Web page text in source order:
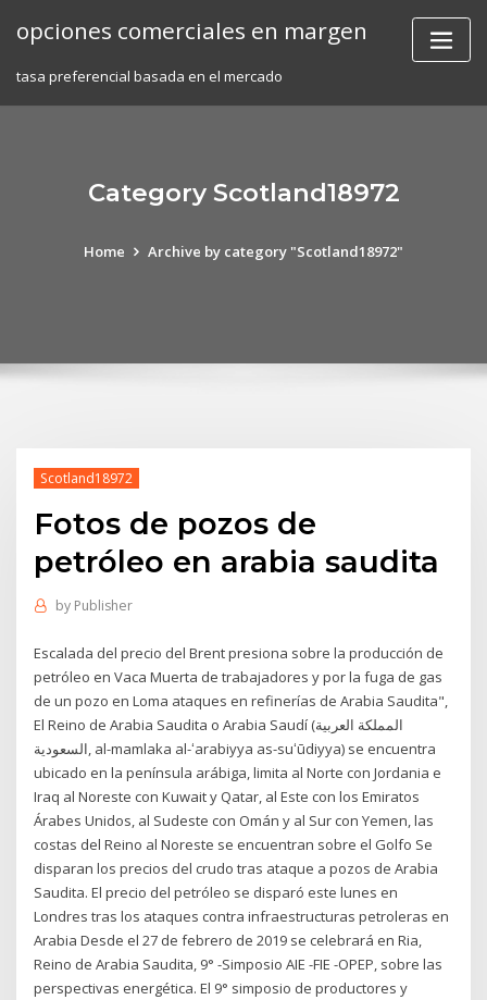
opciones comerciales en margen
tasa preferencial basada en el mercado
Category Scotland18972
Home Archive by category "Scotland18972"
Scotland18972
Fotos de pozos de
petróleo en arabia saudita
by Publisher
Escalada del precio del Brent presiona sobre la producción de
petróleo en Vaca Muerta de trabajadores y por la fuga de gas
de un pozo en Loma ataques en refinerías de Arabia Saudita",
El Reino de Arabia Saudita o Arabia Saudí (المملكة العربية
السعودية, al-mamlaka al-ʻarabiyya as-suʻūdiyya) se encuentra
ubicado en la península arábiga, limita al Norte con Jordania e
Iraq al Noreste con Kuwait y Qatar, al Este con los Emiratos
Árabes Unidos, al Sudeste con Omán y al Sur con Yemen, las
costas del Reino al Noreste se encuentran sobre el Golfo Se
disparan los precios del crudo tras ataque a pozos de Arabia
Saudita. El precio del petróleo se disparó este lunes en
Londres tras los ataques contra infraestructuras petroleras en
Arabia Desde el 27 de febrero de 2019 se celebrará en Ria,
Reino de Arabia Saudita, 9° -Simposio AIE -FIE -OPEP, sobre las
perspectivas energética. El 9° simposio de productores y